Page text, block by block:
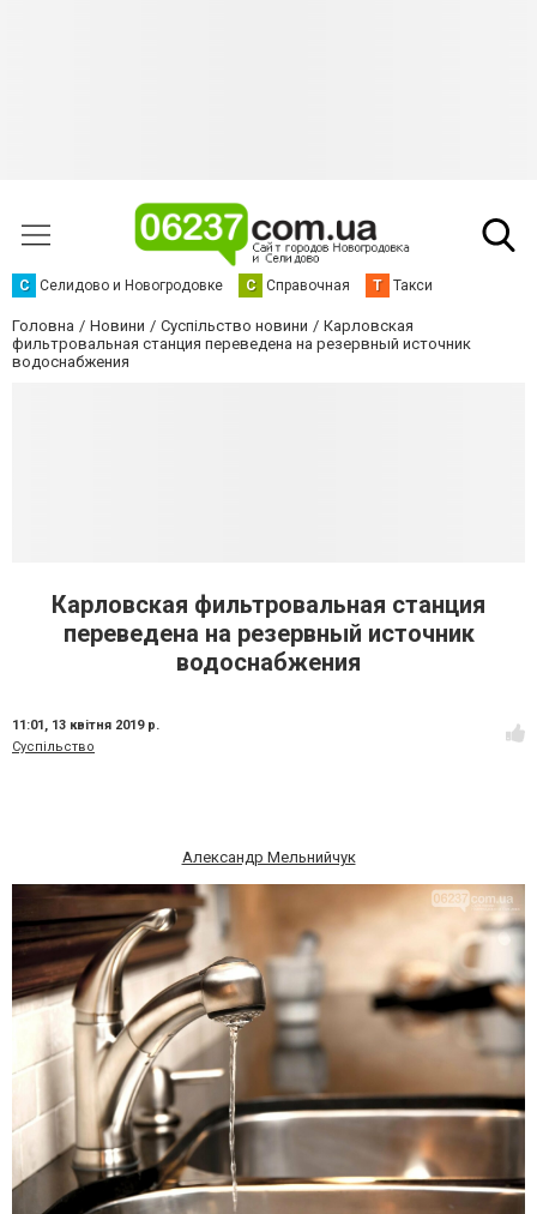
С Селидово и Новогродовке С Справочная Т Такси
Головна Новини Суспільство новини
Карловская
фильтровальная станция переведена на резервный источник
водоснабжения
Карловская фильтровальная станция
переведена на резервный источник
водоснабжения
11:01, 13 квітня 2019 р.
Суспільство
Александр Мельнийчук